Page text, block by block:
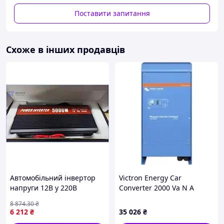
Синусоїдальна форма вихідної напруги 230 В.
Вибирайте пріоритет харчування від мережі/
від сонячних батарей через ЖК Інтерфейс.
Можливість живлення як від електромережі, так
Автоматичне відновлення живлення від
електромережі під час відновлення мережевого
напруження.
Захист від перевтоми та короткого замикання.
Інтелектуальний заряд для оптимізації
продуктивності акумулятора.
Поставити запитання
Схоже в інших продавців
Автомобільний інвертор
напруги 12В у 220В
перетворювач постійного
струму в змінний МШоп1
6 212 ₴
8 874.30₴
Victron Energy Car
Converter 2000 Va N A
35 026 ₴